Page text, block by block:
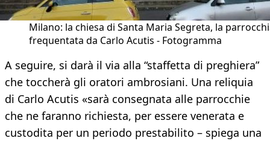
Milano: la chiesa di Santa Maria Segreta, la
frequentata da Carlo Acutis - Fotogramma
A seguire, si darà il via alla “staffetta di preghiera”
che toccherà gli oratori ambrosiani. Una reliquia
di Carlo Acutis «sarà consegnata alle parrocchie
che ne faranno richiesta, per essere venerata e
custodita per un periodo prestabilito – spiega una